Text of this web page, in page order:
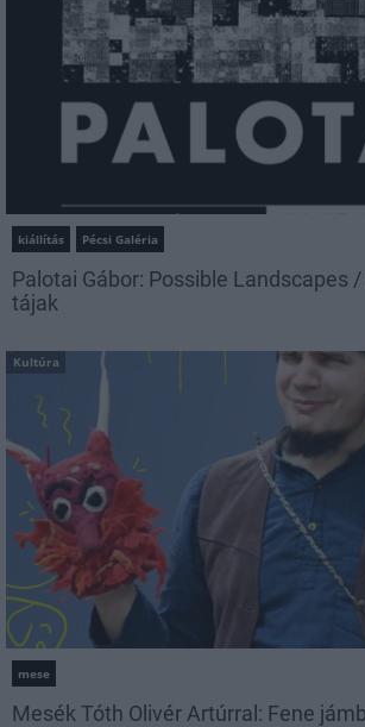
kiállítás Pécsi Galéria
Palotai Gábor: Possible Landscapes
tájak
Kultúra
mese
Mesék Tóth Olivér Artúrral: Fene